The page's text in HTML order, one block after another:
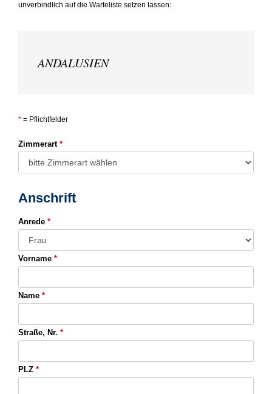
unverbindlich auf die Warteliste setzen lassen:
ANDALUSIEN
* = Pflichtfelder
Zimmerart *
Anschrift
Anrede *
Vorname *
Name *
Straße, Nr. *
PLZ *